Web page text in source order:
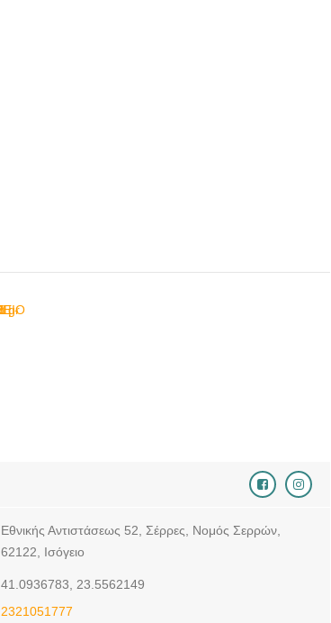
doctors4u.gr
Εθνικής Αντιστάσεως 52, Σέρρες, Νομός Σερρών,
62122, Ισόγειο
41.0936783, 23.5562149
2321051777